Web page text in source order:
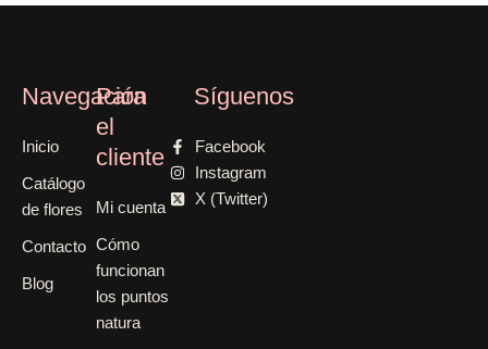
Navegación
Inicio
Catálogo
de flores
Contacto
Blog
Para
el
cliente
Mi cuenta
Cómo
funcionan
los puntos
natura
Síguenos
Facebook
Instagram
X (Twitter)